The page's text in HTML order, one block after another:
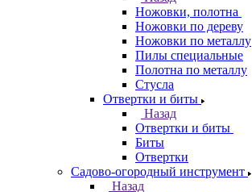
Ножовки, полотна
Ножовки по дереву
Ножовки по металлу
Пилы специальные
Полотна по металлу
Стусла
Отвертки и биты
Назад
Отвертки и биты
Биты
Отвертки
Садово-огородный инструмент
Назад